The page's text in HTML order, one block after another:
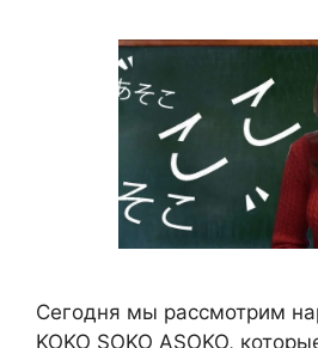
Сегодня мы рассмотрим
KOKO SOKO ASOKO,